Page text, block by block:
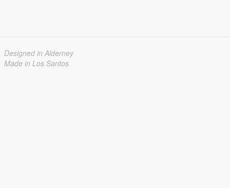
Designed in Alderney
Made in Los Santos